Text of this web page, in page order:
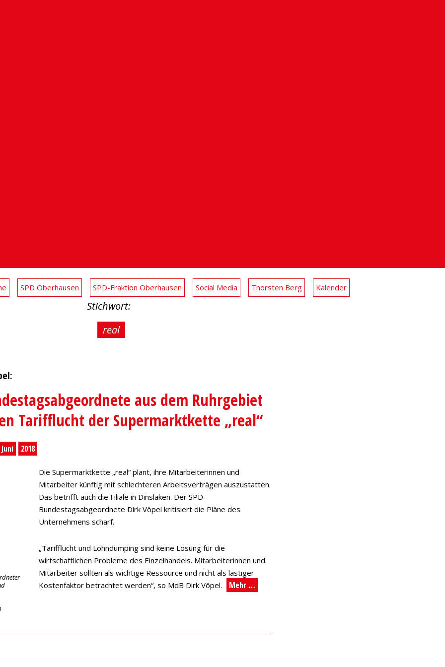
SPD Oberhausen SPD-Fraktion Oberhausen Social Media Thorsten Berg Kalender
Stichwort:
real
aus dem Ruhrgebiet
Tarifflucht der Supermarktkette „real“
Juni 2018
Die Supermarktkette „real“ plant, ihre Mitarbeiterinnen und
Mitarbeiter künftig mit schlechteren Arbeitsverträgen auszustatten.
Das betrifft auch die Filiale in Dinslaken. Der SPD-
Bundestagsabgeordnete Dirk Vöpel kritisiert die Pläne des
Unternehmens scharf.
„Tarifflucht und Lohndumping sind keine Lösung für die
wirtschaftlichen Probleme des Einzelhandels. Mitarbeiterinnen und
Mitarbeiter sollten als wichtige Ressource und nicht als lästiger
Kostenfaktor betrachtet werden“, so MdB Dirk Vöpel.
Mehr …